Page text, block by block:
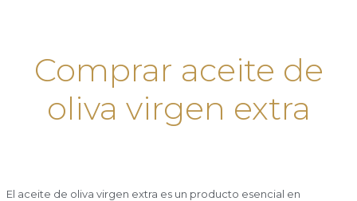
Comprar aceite de
oliva virgen extra
El aceite de oliva virgen extra es un producto esencial en